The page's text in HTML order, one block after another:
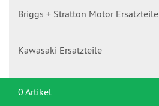
Briggs + Stratton Motor Ersatzteile
Kawasaki Ersatzteile
Hydro Gear Getriebe und Ersatzteile
0 Artikel